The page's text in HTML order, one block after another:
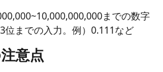
までの数字
位までの入力。例）0.111など
意点